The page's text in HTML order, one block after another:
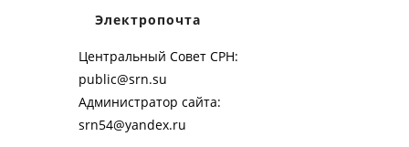
Электропочта
Центральный Совет СРН:
public@srn.su
Администратор сайта:
srn54@yandex.ru